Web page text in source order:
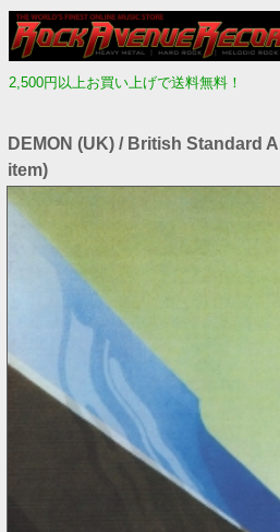
2,500円以上お買い上げで送料無料！
DEMON (UK) / British Standard
item)